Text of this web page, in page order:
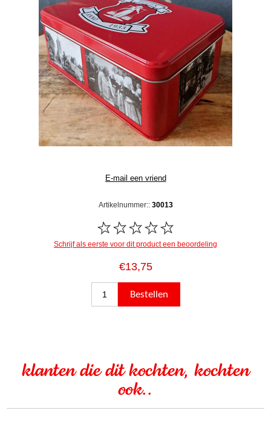
Artikelnummer:: 30013
Schrijf als eerste voor dit product een beoordeling
€13,75
klanten die dit kochten, kochten
ook..